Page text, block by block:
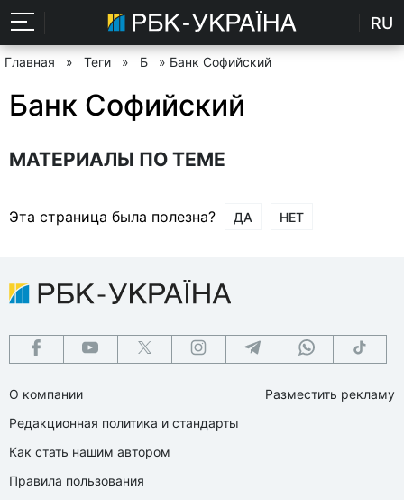
RU
Главная » Теги » Б » Банк Софийский
Банк Софийский
МАТЕРИАЛЫ ПО ТЕМЕ
Эта страница была полезна? ДА НЕТ
О компании
Редакционная политика и стандарты
Как стать нашим автором
Правила пользования
Разместить рекламу